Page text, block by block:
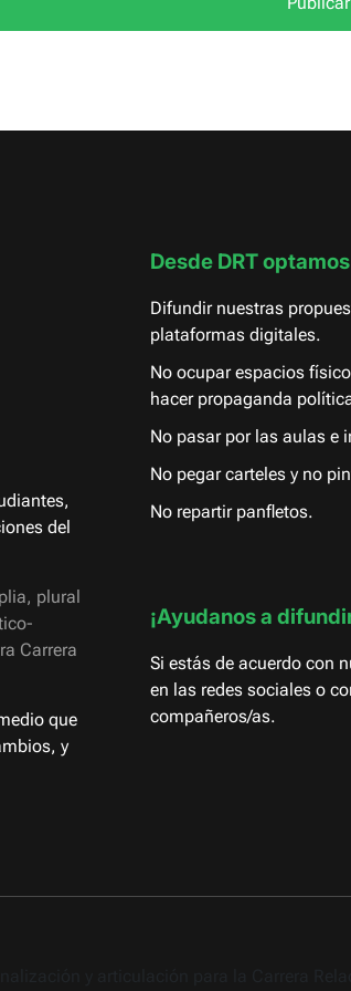
del
plural
Carrera
que
y
Desde DRT
Difundir nuestras
plataformas digitales.
No ocupar espacios
hacer propaganda
No pasar por las aulas e
No pegar carteles y no
No repartir panfletos.
¡Ayudanos a
Si estás de acuerdo con
en las redes sociales o
compañeros/as.